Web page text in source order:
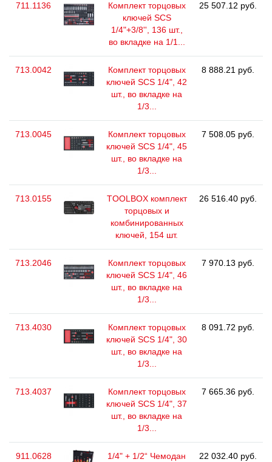
711.1136
Комплект торцовых
ключей SCS
1/4"+3/8'', 136 шт.,
во вкладке на 1/1...
25 507.12 руб.
713.0042
Комплект торцовых
ключей SCS 1/4", 42
шт., во вкладке на
1/3...
8 888.21 руб.
713.0045
Комплект торцовых
ключей SCS 1/4", 45
шт., во вкладке на
1/3...
7 508.05 руб.
713.0155
TOOLBOX комплект
торцовых и
комбинированных
ключей, 154 шт.
26 516.40 руб.
713.2046
Комплект торцовых
ключей SCS 1/4", 46
шт., во вкладке на
1/3...
7 970.13 руб.
713.4030
Комплект торцовых
ключей SCS 1/4", 30
шт., во вкладке на
1/3...
8 091.72 руб.
713.4037
Комплект торцовых
ключей SCS 1/4", 37
шт., во вкладке на
1/3...
7 665.36 руб.
911.0628
1/4" + 1/2“ Чемодан
22 032.40 руб.